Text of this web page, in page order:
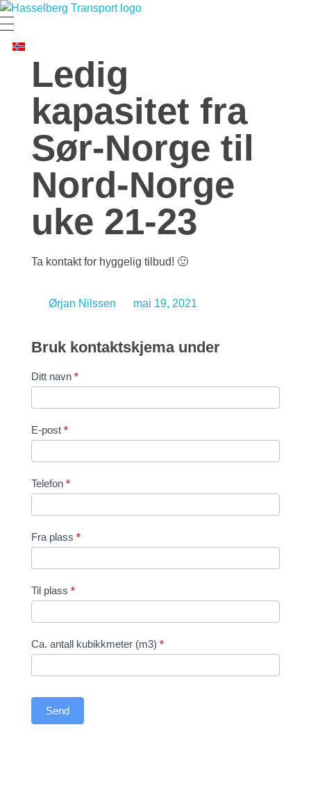
Hasselberg Transport AS
Hele Norges Flyttebyrå
Ledig
kapasitet fra
Sør-Norge til
Nord-Norge
uke 21-23
Ta kontakt for hyggelig tilbud! 🙂
Ørjan Nilssen mai 19, 2021
Bruk kontaktskjema under
Contact
Ditt navn *
E-post *
Telefon *
Fra plass *
Til plass *
Ca. antall kubikkmeter (m3) *
Send